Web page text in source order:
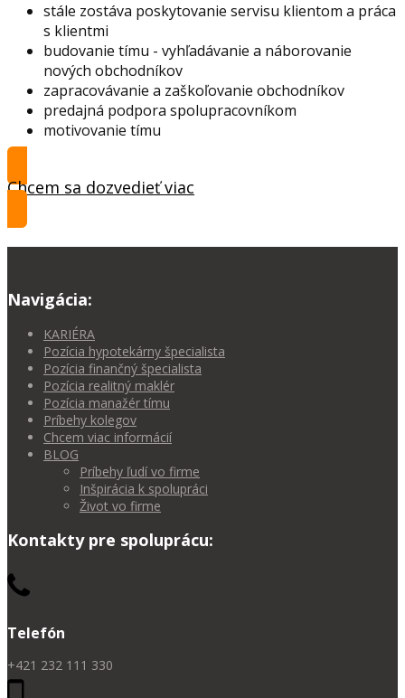
stále zostáva poskytovanie servisu klientom a práca
s klientmi
budovanie tímu - vyhľadávanie a náborovanie
nových obchodníkov
zapracovávanie a zaškoľovanie obchodníkov
predajná podpora spolupracovníkom
motivovanie tímu
Chcem sa dozvedieť viac
Navigácia:
KARIÉRA
Pozícia hypotekárny špecialista
Pozícia finančný špecialista
Pozícia realitný maklér
Pozícia manažér tímu
Príbehy kolegov
Chcem viac informácií
BLOG
Príbehy ľudí vo firme
Inšpirácia k spolupráci
Život vo firme
Kontakty pre spoluprácu:
Telefón
+421 232 111 330